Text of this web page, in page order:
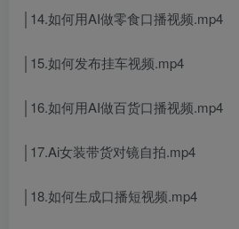
│14.如何用AI做零食口播视频.mp4
│15.如何发布挂车视频.mp4
│16.如何用AI做百货口播视频.mp4
│17.Ai女装带货对镜自拍.mp4
│18.如何生成口播短视频.mp4